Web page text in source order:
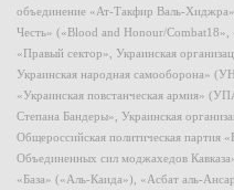
объединение «Ат-Такфир Валь-
Честь» («Blood and Honour/Combat18»,
«Правый сектор», Украинская
Украинская народная самооборона»
«Украинская повстанческая армия»
Степана Бандеры», Украинская
Общероссийская политическая
Объединенных сил моджахедов
«База» («Аль-Каида»), «Асбат аль-